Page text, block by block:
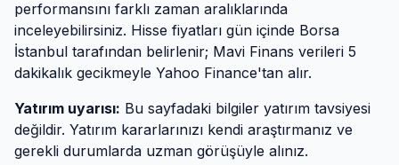
performansını farklı zaman aralıklarında
inceleyebilirsiniz. Hisse fiyatları gün içinde Borsa
İstanbul tarafından belirlenir; Mavi Finans verileri 5
dakikalık gecikmeyle Yahoo Finance'tan alır.
Yatırım uyarısı: Bu sayfadaki bilgiler yatırım tavsiyesi
değildir. Yatırım kararlarınızı kendi araştırmanız ve
gerekli durumlarda uzman görüşüyle alınız.